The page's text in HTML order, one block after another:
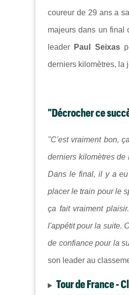
coureur de 29 ans a
majeurs dans un final
leader Paul Seixas
derniers kilomètres, la
"Décrocher ce
"C'est vraiment bon,
derniers kilomètres
Dans le final, il y a
placer le train pour le
ça fait vraiment
l'appétit pour la suite.
de confiance pour la
son leader au
Tour de France -